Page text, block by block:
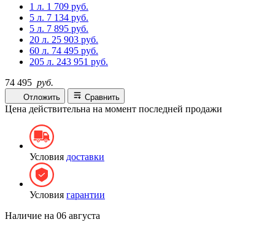
1 л. 1 709 руб.
5 л. 7 134 руб.
5 л. 7 895 руб.
20 л. 25 903 руб.
60 л. 74 495 руб.
205 л. 243 951 руб.
74 495 руб.
Отложить Сравнить
Цена действительна на момент последней продажи
Условия доставки
Условия гарантии
Наличие на 06 августа